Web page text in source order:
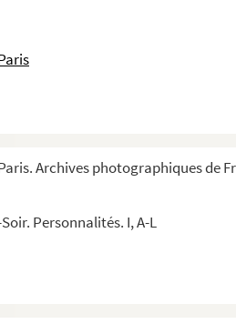
Archives photographiques de
Personnalités. I, A-L